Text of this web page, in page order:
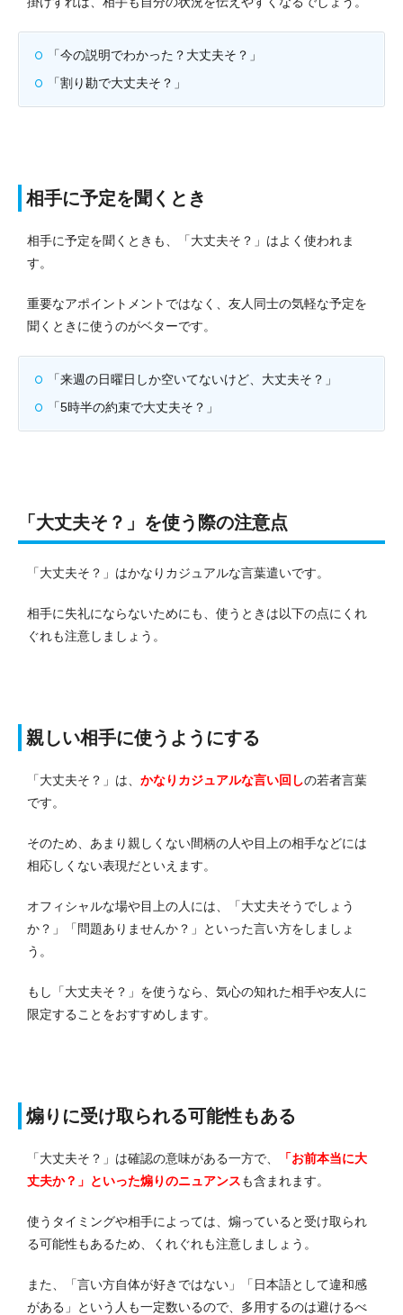
「今の説明でわかった？大丈夫そ？」
「割り勘で大丈夫そ？」
相手に予定を聞くとき
相手に予定を聞くときも、「大丈夫そ？」はよく使われま
す。
重要なアポイントメントではなく、友人同士の気軽な予定を
聞くときに使うのがベターです。
「来週の日曜日しか空いてないけど、大丈夫そ？」
「5時半の約束で大丈夫そ？」
「大丈夫そ？」を使う際の注意点
「大丈夫そ？」はかなりカジュアルな言葉遣いです。
相手に失礼にならないためにも、使うときは以下の点にくれ
ぐれも注意しましょう。
親しい相手に使うようにする
「大丈夫そ？」は、 かなりカジュアルな言い回しの若者言葉
です。
そのため、あまり親しくない間柄の人や目上の相手などには
相応しくない表現だといえます。
オフィシャルな場や目上の人には、「大丈夫そうでしょう
か？」「問題ありませんか？」といった言い方をしましょ
う。
もし「大丈夫そ？」を使うなら、気心の知れた相手や友人に
限定することをおすすめします。
煽りに受け取られる可能性もある
「大丈夫そ？」は確認の意味がある一方で、
「お前本当に大
丈夫か？」といった煽りのニュアンスも含まれます。
使うタイミングや相手によっては、煽っていると受け取られ
る可能性もあるため、くれぐれも注意しましょう。
また、「言い方自体が好きではない」「日本語として違和感
がある」という人も一定数いるので、多用するのは避けるべ